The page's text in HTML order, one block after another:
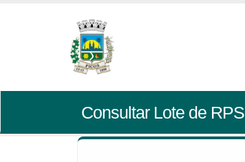
Consultar Lote de RPS